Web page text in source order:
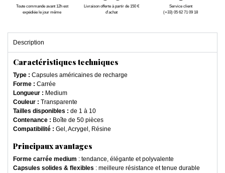
Toute commande avant 12h est
expédiée le jour même
Livraison offerte à partir de 150 €
d'achat
Service client
(+33) 05 62 71 09 18
Description
Caractéristiques techniques
Type : Capsules américaines de recharge
Forme : Carrée
Longueur : Medium
Couleur : Transparente
Tailles disponibles : de 1 à 10
Contenance : Boîte de 50 pièces
Compatibilité : Gel, Acrygel, Résine
Principaux avantages
Forme carrée medium : tendance, élégante et polyvalente
Capsules solides & flexibles : meilleure résistance et tenue durable